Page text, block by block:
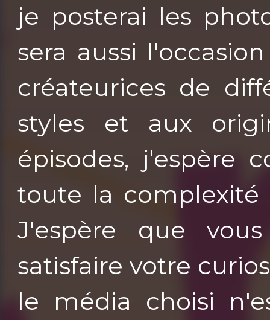
je posterai les
sera aussi
créateurices de
styles et aux
épisodes, j'espère
toute la complexité
J'espère que
satisfaire votre
le média choisi